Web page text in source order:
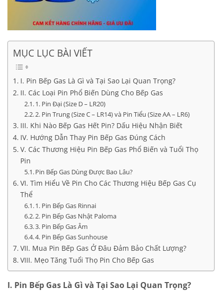
MỤC LỤC BÀI VIẾT
I. Pin Bếp Gas Là Gì và Tại Sao Lại Quan Trọng?
II. Các Loại Pin Phổ Biến Dùng Cho Bếp Gas
1. Pin Đại (Size D – LR20)
2. Pin Trung (Size C – LR14) và Pin Tiểu (Size AA – LR6)
III. Khi Nào Bếp Gas Hết Pin? Dấu Hiệu Nhận Biết
IV. Hướng Dẫn Thay Pin Bếp Gas Đúng Cách
V. Các Thương Hiệu Pin Bếp Gas Phổ Biến và Tuổi Thọ
Pin
Pin Bếp Gas Dùng Được Bao Lâu?
VI. Tìm Hiểu Về Pin Cho Các Thương Hiệu Bếp Gas Cụ
Thể
1. Pin Bếp Gas Rinnai
2. Pin Bếp Gas Nhật Paloma
3. Pin Bếp Gas Âm
4. Pin Bếp Gas Sunhouse
VII. Mua Pin Bếp Gas Ở Đâu Đảm Bảo Chất Lượng?
VIII. Mẹo Tăng Tuổi Thọ Pin Cho Bếp Gas
I. Pin Bếp Gas Là Gì và Tại Sao Lại Quan Trọng?